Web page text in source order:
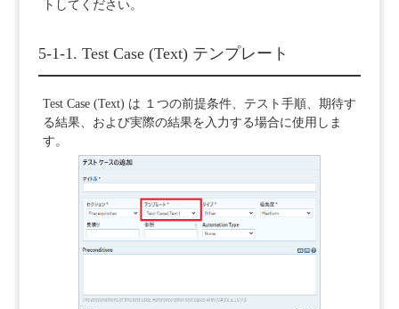
トしてください。
5-1-1. Test Case (Text) テンプレート
Test Case (Text) は １つの前提条件、テスト手順、期待す
る結果、および実際の結果を入力する場合に使用しま
す。